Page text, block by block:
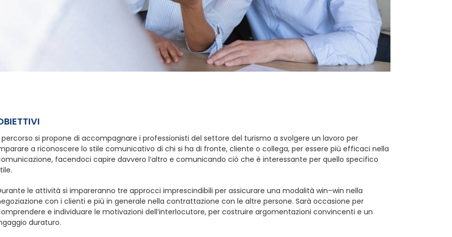
percorso si propone di accompagnare i professionisti del settore del turismo a svolgere un lavoro per
a riconoscere lo stile comunicativo di chi si ha di fronte, cliente o collega, per essere più efficaci nella
facendoci capire davvero l’altro e comunicando ciò che è interessante per quello specifico
le attività si impareranno tre approcci imprescindibili per assicurare una modalità win–win nella
con i clienti e più in generale nella contrattazione con le altre persone. Sarà occasione per
e individuare le motivazioni dell’interlocutore, per costruire argomentazioni convincenti e un
duraturo.